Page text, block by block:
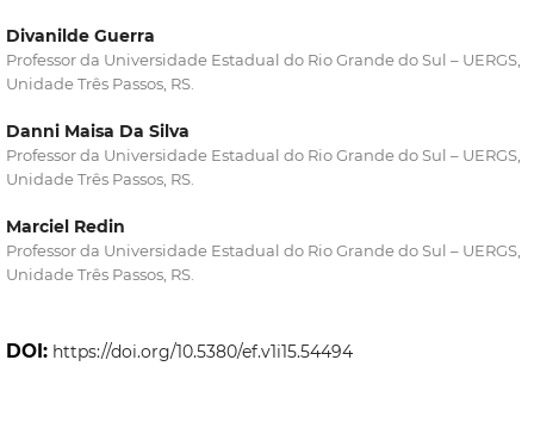
Divanilde Guerra
Professor da Universidade Estadual do Rio Grande do Sul – UERGS,
Unidade Três Passos, RS.
Danni Maisa Da Silva
Professor da Universidade Estadual do Rio Grande do Sul – UERGS,
Unidade Três Passos, RS.
Marciel Redin
Professor da Universidade Estadual do Rio Grande do Sul – UERGS,
Unidade Três Passos, RS.
DOI: https://doi.org/10.5380/ef.v1i15.54494